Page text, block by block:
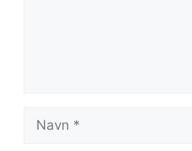
Navn